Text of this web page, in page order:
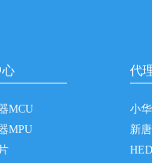
心
MCU
MPU
代
小
新